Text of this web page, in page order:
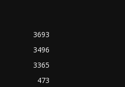
3693
3496
3365
473